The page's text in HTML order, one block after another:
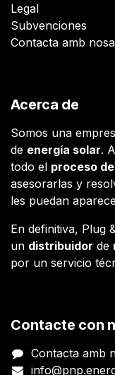
Legal
Subvenciones
Contacta amb
Acerca de
Somos una
de energía solar.
todo el proceso
asesorarlas y
les puedan
En definitiva, Plug
un distribuidor de
por un servicio
Contacte con
Contacta amb